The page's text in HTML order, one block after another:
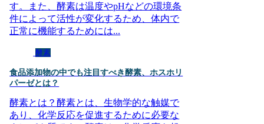
す。また、酵素は温度やpHなどの環境条
件によって活性が変化するため、体内で
正常に機能するためには...
酵素
食品添加物の中でも注目すべき酵素、ホスホリ
パーゼとは？
酵素とは？酵素とは、生物学的な触媒で
あり、化学反応を促進するために必要な